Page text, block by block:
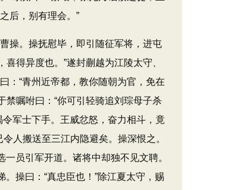
后，别有理会。”
操。操抚慰毕，即引随征军将，进屯
得异度也。”遂封蒯越为江陵太守、
：“青州近帝都，教你随朝为官，免在
嘱咐曰：“你可引轻骑追刘琮母子杀
军士下手。王威忿怒，奋力相斗，竟
人搬送至三江内隐避矣。操深恨之。
员引军开道。诸将中却独不见文聘。
操曰：“真忠臣也！”除江夏太守，赐